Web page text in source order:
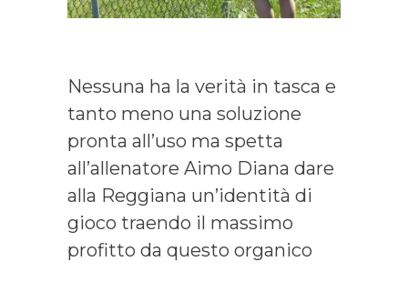
Nessuna ha la verità in tasca e
tanto meno una soluzione
pronta all’uso ma spetta
all’allenatore Aimo Diana dare
alla Reggiana un’identità di
gioco traendo il massimo
profitto da questo organico